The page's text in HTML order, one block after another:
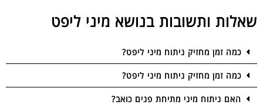
שאלות ותשובות בנושא מיני ליפט
כמה זמן מחזיק ניתוח מיני ליפט?
כמה זמן מחזיק ניתוח מיני ליפט?
האם ניתוח מיני מתיחת פנים כואב?